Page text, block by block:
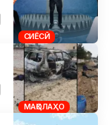
СИЁСӢ
МАҚОЛАҲО